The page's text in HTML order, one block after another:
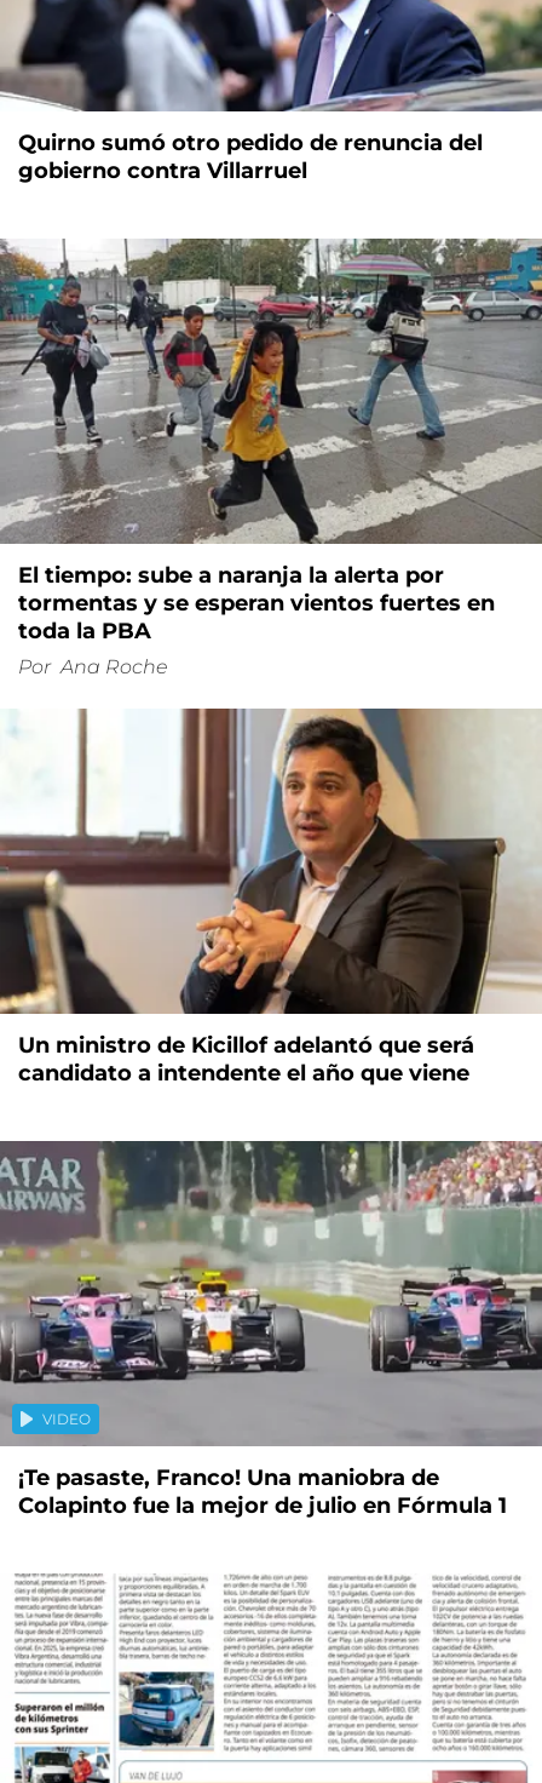
Quirno sumó otro pedido de renuncia del
gobierno contra Villarruel
El tiempo: sube a naranja la alerta por
tormentas y se esperan vientos fuertes en
toda la PBA
Por Ana Roche
Un ministro de Kicillof adelantó que será
candidato a intendente el año que viene
VIDEO
¡Te pasaste, Franco! Una maniobra de
Colapinto fue la mejor de julio en Fórmula 1